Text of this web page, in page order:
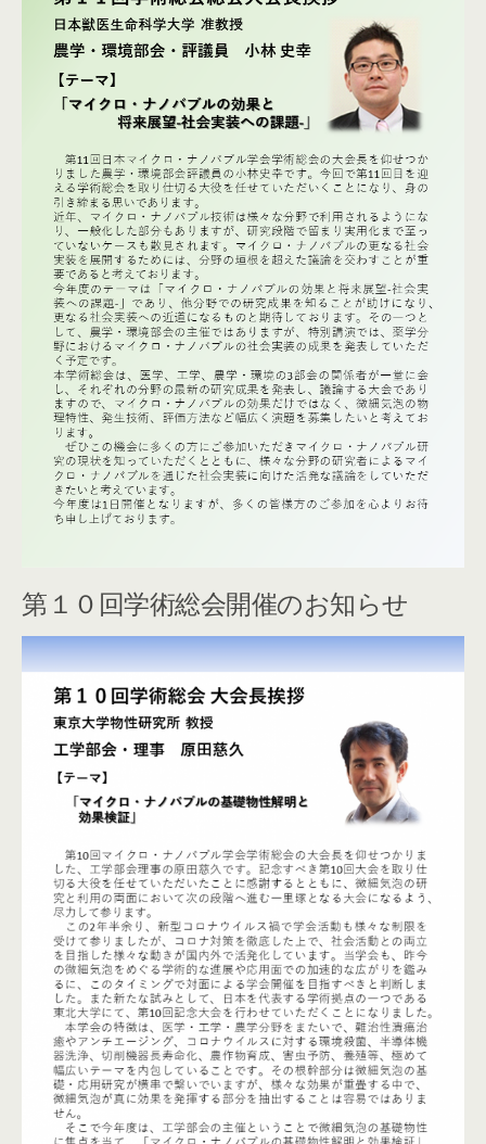
第１０回学術総会開催のお知らせ